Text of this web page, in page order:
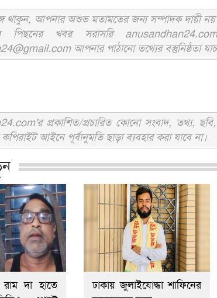
থাকুন, আপনার অশুভ মতামতের জন্য সম্পাদক দায়ী
পিছনের খবর সরাসরি
আপনার পাঠানো তথ্যের বস্তুনিষ্ঠতা
প্রকাশিত/প্রচারিত কোনো সংবাদ, তথ্য, ছবি,
আইনে পূর্বানুমতি ছাড়া ব্যবহার করা যাবে না।
দা হাতে
ঢাকায় জুলাইযোদ্ধা শাফিনের